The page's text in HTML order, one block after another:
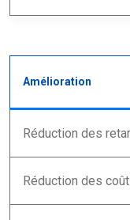
Amélioration
Réduction des
Réduction des